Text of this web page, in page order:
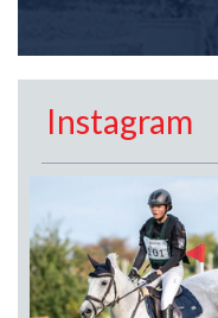
Instagram